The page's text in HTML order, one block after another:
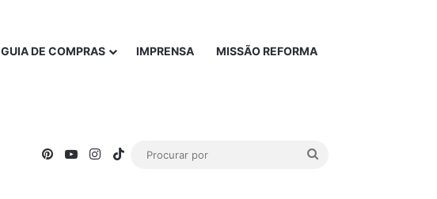
GUIA DE COMPRAS IMPRENSA MISSÃO REFORMA
PinterestYouTubeInstagram
TikTok